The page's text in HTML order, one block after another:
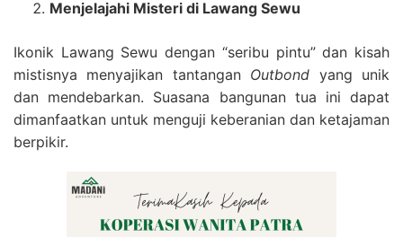
Menjelajahi Misteri di Lawang Sewu
Ikonik Lawang Sewu dengan “seribu pintu” dan kisah
mistisnya menyajikan tantangan Outbond yang unik
dan mendebarkan. Suasana bangunan tua ini dapat
dimanfaatkan untuk menguji keberanian dan ketajaman
berpikir.